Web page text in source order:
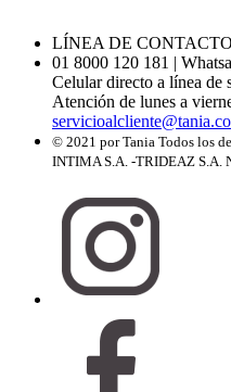
LÍNEA DE
01 8000 120 181 |
Celular directo a línea de
Atención de lunes a
servicioalcliente@tania.co
© 2021 por Tania Todos los
INTIMA S.A. -TRIDEAZ S.A.